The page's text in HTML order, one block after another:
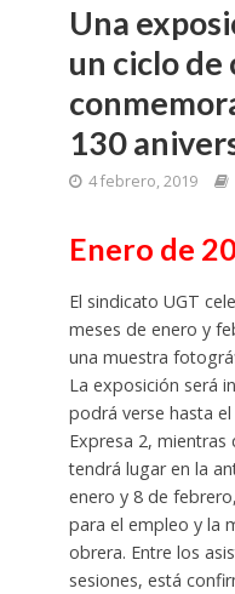
Una
un ciclo
130
4 febrero, 2019
Enero de
El sindicato UGT
meses de enero y
una muestra
La exposición será
podrá verse hasta
Expresa 2, mientras
tendrá lugar en la
enero y 8 de
para el empleo y la
obrera. Entre los
sesiones, está